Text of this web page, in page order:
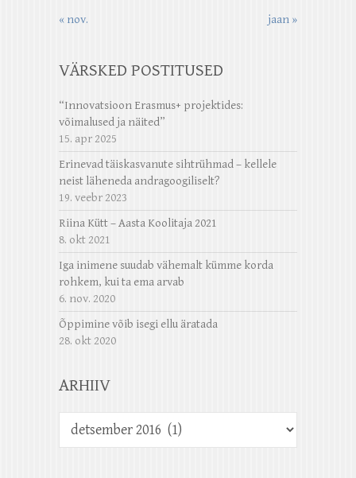
« nov. jaan »
VÄRSKED POSTITUSED
“Innovatsioon Erasmus+ projektides:
võimalused ja näited”
15. apr 2025
Erinevad täiskasvanute sihtrühmad – kellele
neist läheneda andragoogiliselt?
19. veebr 2023
Riina Kütt – Aasta Koolitaja 2021
8. okt 2021
Iga inimene suudab vähemalt kümme korda
rohkem, kui ta ema arvab
6. nov. 2020
Õppimine võib isegi ellu äratada
28. okt 2020
ARHIIV
Arhiiv